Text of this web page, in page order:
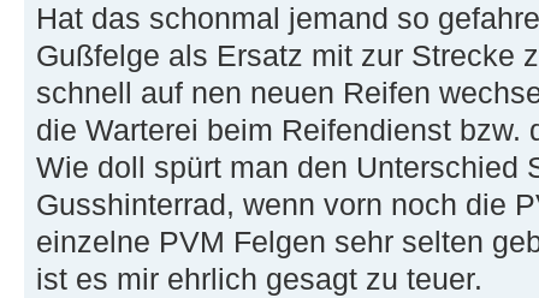
Hat das schonmal jemand so
Gußfelge als Ersatz mit zur Strecke
schnell auf nen neuen Reifen
die Warterei beim Reifendienst bzw.
Wie doll spürt man den Unterschied
Gusshinterrad, wenn vorn noch die
einzelne PVM Felgen sehr selten
ist es mir ehrlich gesagt zu teuer.